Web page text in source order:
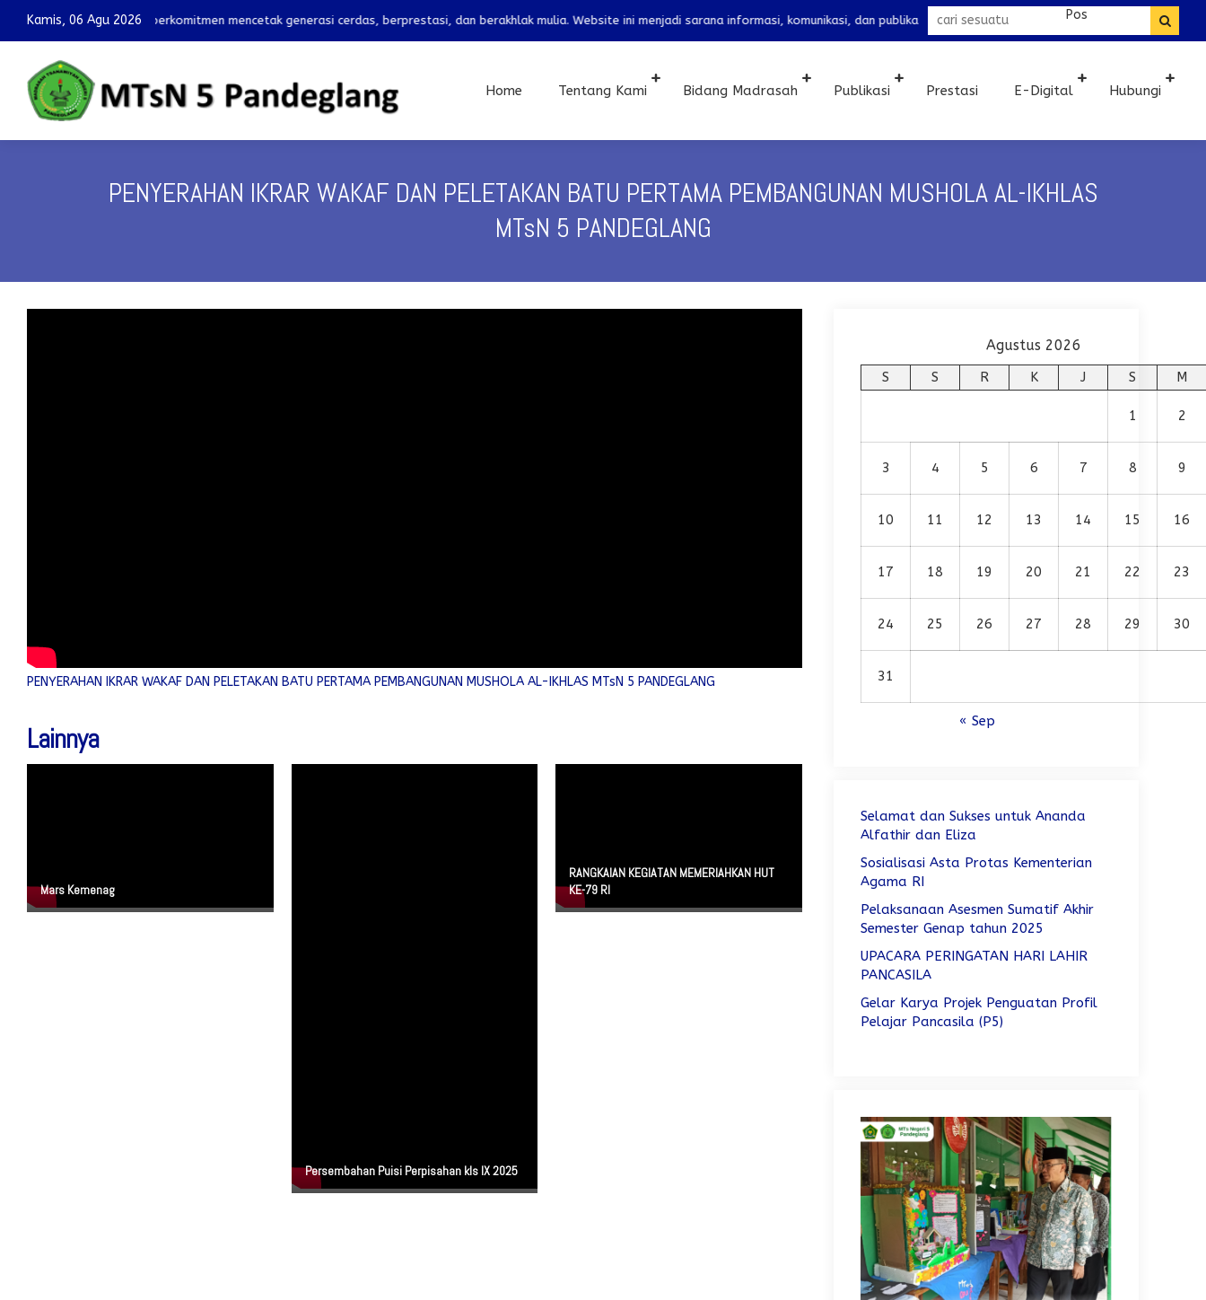
Kamis, 06 Agu 2026
yang berkomitmen mencetak generasi cerdas, berprestasi, dan berakhlak mulia. Website ini menjadi sarana informasi, komunikasi, dan publikasi seluruh kegiatan serta prestasi madrasah.
Home Tentang Kami Bidang Madrasah Publikasi Prestasi E-Digital Hubungi
PENYERAHAN IKRAR WAKAF DAN PELETAKAN BATU PERTAMA PEMBANGUNAN MUSHOLA AL-IKHLAS
MTsN 5 PANDEGLANG
PENYERAHAN IKRAR WAKAF DAN PELETAKAN BATU PERTAMA PEMBANGUNAN MUSHOLA AL-IKHLAS MTsN 5 PANDEGLANG
Lainnya
Mars Kemenag
Persembahan Puisi Perpisahan kls IX 2025
RANGKAIAN KEGIATAN MEMERIAHKAN HUT
KE-79 RI
Agustus 2026
S S R K J S M
1 2
3 4 5 6 7 8 9
10 11 12 13 14 15 16
17 18 19 20 21 22 23
24 25 26 27 28 29 30
31
« Sep
Selamat dan Sukses untuk Ananda
Alfathir dan Eliza
Sosialisasi Asta Protas Kementerian
Agama RI
Pelaksanaan Asesmen Sumatif Akhir
Semester Genap tahun 2025
UPACARA PERINGATAN HARI LAHIR
PANCASILA
Gelar Karya Projek Penguatan Profil
Pelajar Pancasila (P5)